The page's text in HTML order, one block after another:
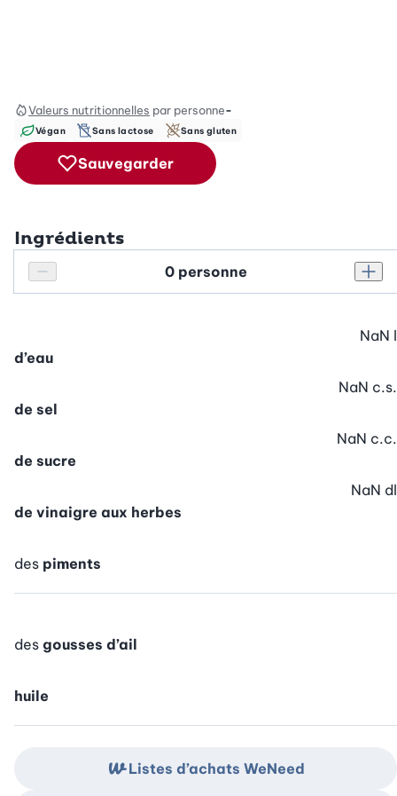
Valeurs nutritionnelles par personne-
Végan Sans lactose Sans gluten
Sauvegarder
Ingrédients
Réduire le nombre de personnes
Personnes
d’eau
NaN l
de sel
NaN c.s.
de sucre
NaN c.c.
de vinaigre aux herbes
NaN dl
des piments
des gousses d’ail
huile
Listes d’achats WeNeed